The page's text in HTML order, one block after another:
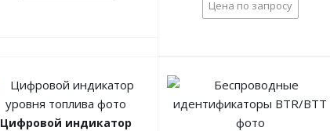
Цена по запросу
Цифровой индикатор